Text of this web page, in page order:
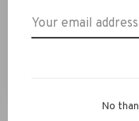
Contact Information
Personal Styling /
No